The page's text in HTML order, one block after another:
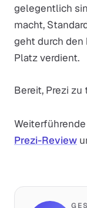
gelegentlich
macht,
geht durch den
Platz verdient.
Bereit, Prezi zu
Prezi-Review